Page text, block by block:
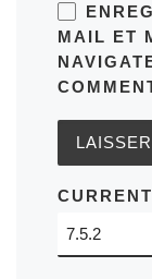
MAIL ET